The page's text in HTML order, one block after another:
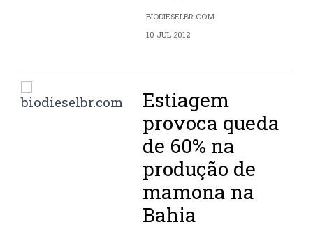
BIODIESELBR.COM
10 JUL 2012
Estiagem
provoca queda
de 60% na
produção de
mamona na
Bahia